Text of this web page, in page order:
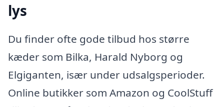
lys
Du finder ofte gode tilbud hos større
kæder som Bilka, Harald Nyborg og
Elgiganten, især under udsalgsperioder.
Online butikker som Amazon og CoolStuff